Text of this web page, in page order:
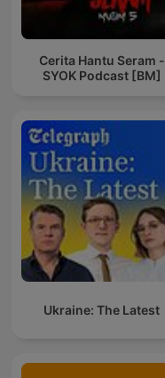
Cerita Hantu Seram -
SYOK Podcast [BM]
Ukraine: The Latest